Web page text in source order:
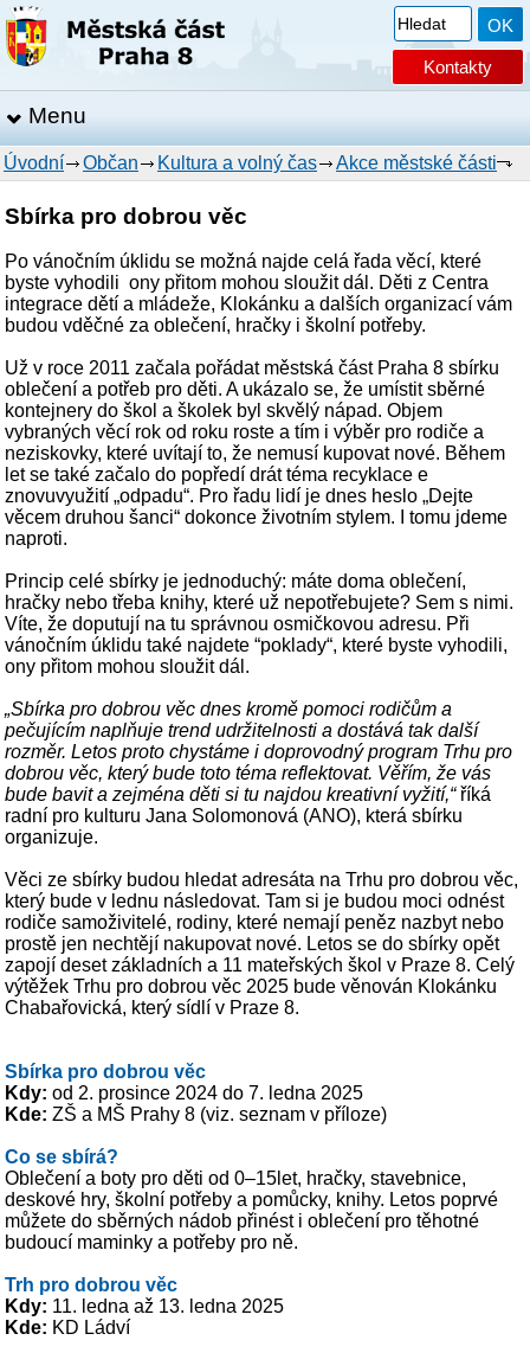
Kontakty
Menu
Úvodní Občan Kultura a volný čas Akce městské části
Sbírka pro dobrou věc
Po vánočním úklidu se možná najde celá řada věcí, které
byste vyhodili ony přitom mohou sloužit dál. Děti z Centra
integrace dětí a mládeže, Klokánku a dalších organizací vám
budou vděčné za oblečení, hračky i školní potřeby.
Už v roce 2011 začala pořádat městská část Praha 8 sbírku
oblečení a potřeb pro děti. A ukázalo se, že umístit sběrné
kontejnery do škol a školek byl skvělý nápad. Objem
vybraných věcí rok od roku roste a tím i výběr pro rodiče a
neziskovky, které uvítají to, že nemusí kupovat nové. Během
let se také začalo do popředí drát téma recyklace e
znovuvyužití „odpadu“. Pro řadu lidí je dnes heslo „Dejte
věcem druhou šanci“ dokonce životním stylem. I tomu jdeme
naproti.
Princip celé sbírky je jednoduchý: máte doma oblečení,
hračky nebo třeba knihy, které už nepotřebujete? Sem s nimi.
Víte, že doputují na tu správnou osmičkovou adresu. Při
vánočním úklidu také najdete “poklady“, které byste vyhodili,
ony přitom mohou sloužit dál.
„Sbírka pro dobrou věc dnes kromě pomoci rodičům a
pečujícím naplňuje trend udržitelnosti a dostává tak další
rozměr. Letos proto chystáme i doprovodný program Trhu pro
dobrou věc, který bude toto téma reflektovat. Věřím, že vás
bude bavit a zejména děti si tu najdou kreativní vyžití,“říká
radní pro kulturu Jana Solomonová (ANO), která sbírku
organizuje.
Věci ze sbírky budou hledat adresáta na Trhu pro dobrou věc,
který bude v lednu následovat. Tam si je budou moci odnést
rodiče samoživitelé, rodiny, které nemají peněz nazbyt nebo
prostě jen nechtějí nakupovat nové. Letos se do sbírky opět
zapojí deset základních a 11 mateřských škol v Praze 8. Celý
výtěžek Trhu pro dobrou věc 2025 bude věnován Klokánku
Chabařovická, který sídlí v Praze 8.
Sbírka pro dobrou věc
Kdy:od 2. prosince 2024 do 7. ledna 2025
Kde: ZŠ a MŠ Prahy 8 (viz. seznam v příloze)
Co se sbírá?
Oblečení a boty pro děti od 0–15let, hračky, stavebnice,
deskové hry, školní potřeby a pomůcky, knihy. Letos poprvé
můžete do sběrných nádob přinést i oblečení pro těhotné
budoucí maminky a potřeby pro ně.
Trh pro dobrou věc
Kdy: 11. ledna až 13. ledna 2025
Kde: KD Ládví